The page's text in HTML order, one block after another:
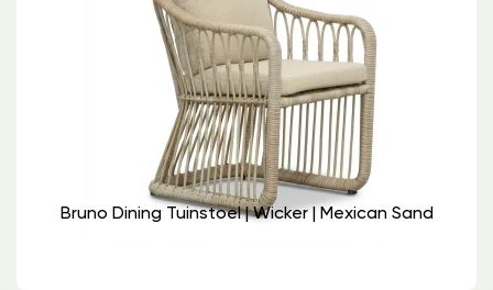
Bruno Dining Tuinstoel | Wicker | Mexican Sand